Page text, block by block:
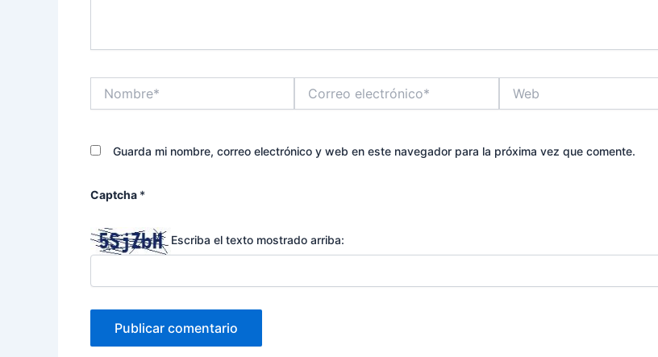
electrónico*
Guarda mi nombre, correo electrónico y web en este navegador para la próxima vez que comente.
Captcha *
Escriba el texto mostrado arriba: